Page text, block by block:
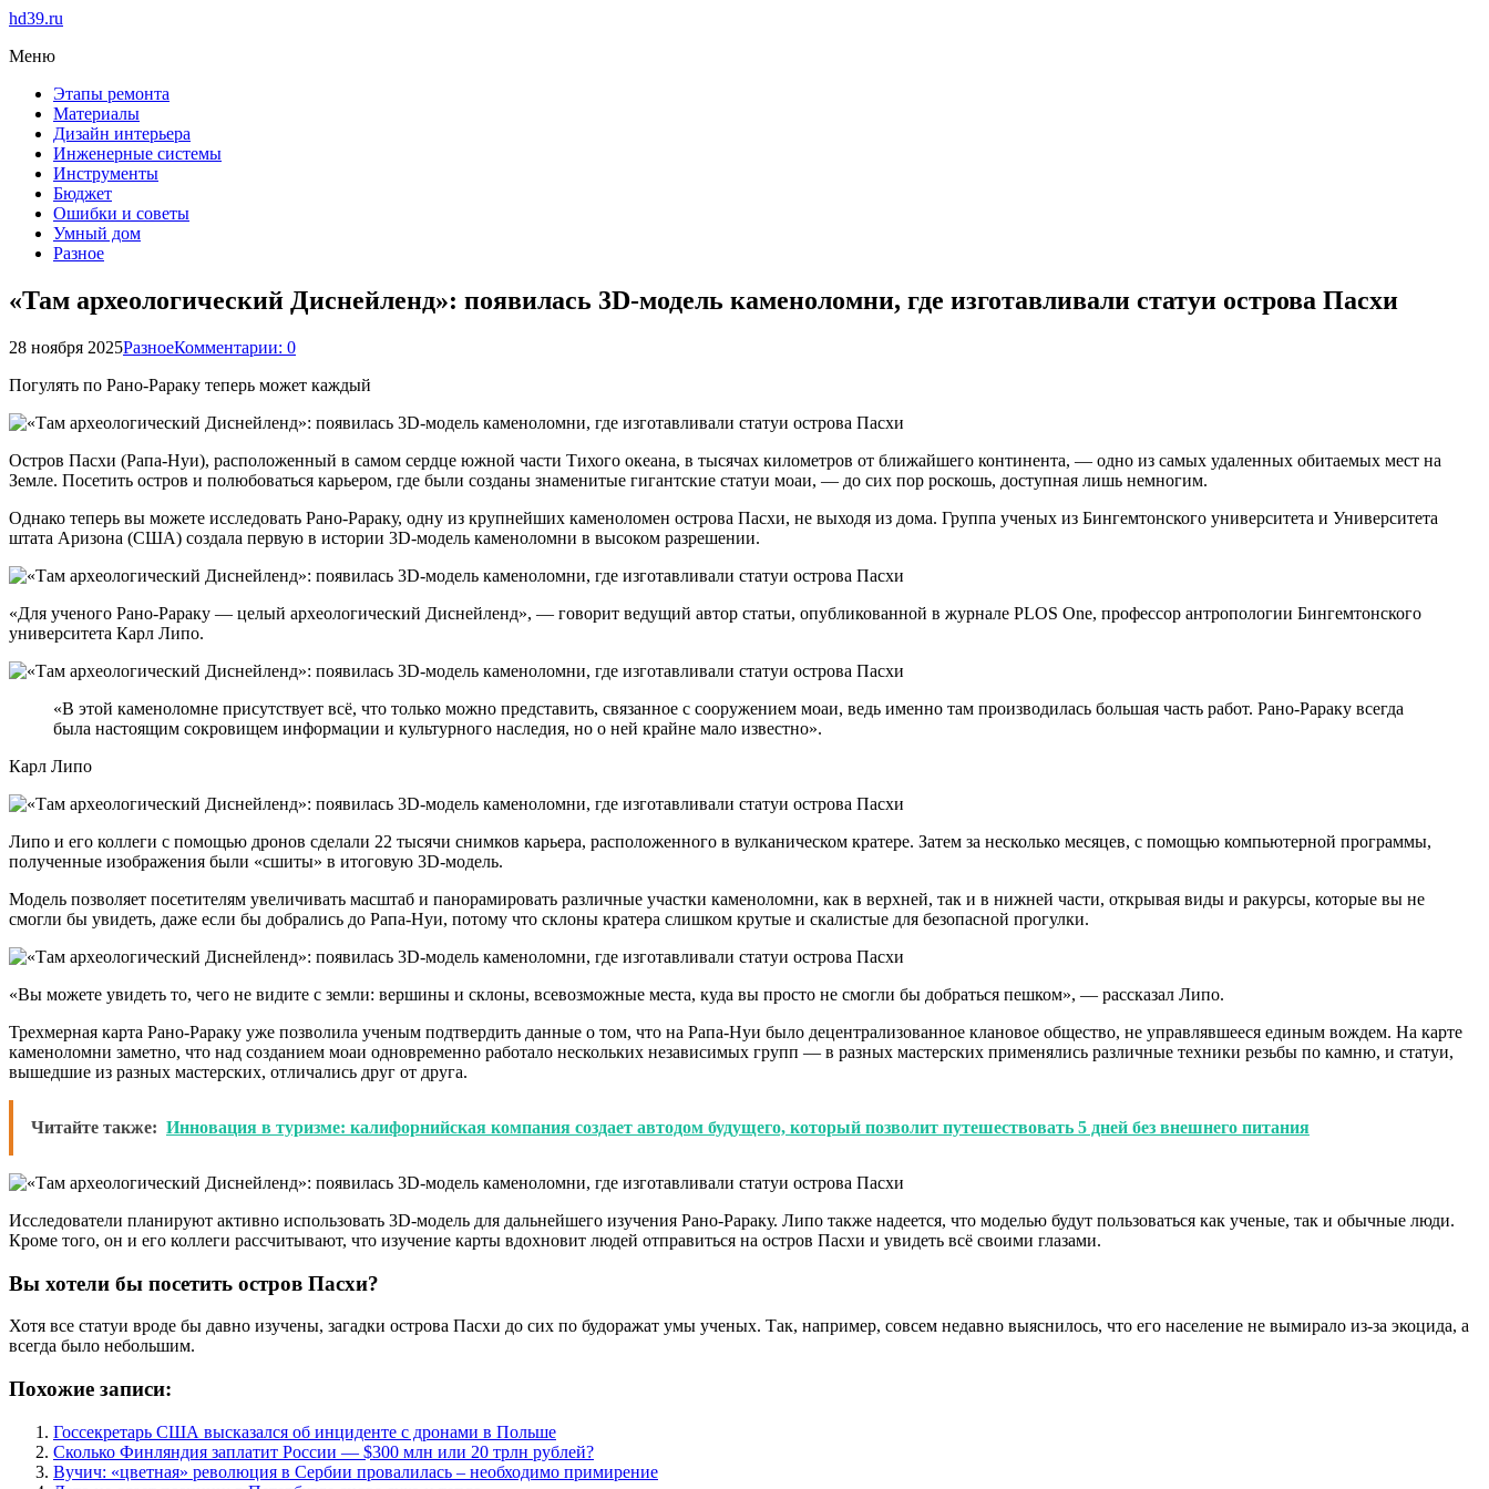
hd39.ru
Меню
Этапы ремонта
Материалы
Дизайн интерьера
Инженерные системы
Инструменты
Бюджет
Ошибки и советы
Умный дом
Разное
«Там археологический Диснейленд»: появилась 3D-модель каменоломни, где изготавливали статуи острова Пасхи
28 ноября 2025РазноеКомментарии: 0
Погулять по Рано-Рараку теперь может каждый
Остров Пасхи (Рапа-Нуи), расположенный в самом сердце южной части Тихого океана, в тысячах километров от ближайшего континента, — одно из самых удаленных обитаемых мест на
Земле. Посетить остров и полюбоваться карьером, где были созданы знаменитые гигантские статуи моаи, — до сих пор роскошь, доступная лишь немногим.
Однако теперь вы можете исследовать Рано-Рараку, одну из крупнейших каменоломен острова Пасхи, не выходя из дома. Группа ученых из Бингемтонского университета и Университета
штата Аризона (США) создала первую в истории 3D-модель каменоломни в высоком разрешении.
«Для ученого Рано-Рараку — целый археологический Диснейленд», — говорит ведущий автор статьи, опубликованной в журнале PLOS One, профессор антропологии Бингемтонского
университета Карл Липо.
«В этой каменоломне присутствует всё, что только можно представить, связанное с сооружением моаи, ведь именно там производилась большая часть работ. Рано-Рараку всегда
была настоящим сокровищем информации и культурного наследия, но о ней крайне мало известно».
Карл Липо
Липо и его коллеги с помощью дронов сделали 22 тысячи снимков карьера, расположенного в вулканическом кратере. Затем за несколько месяцев, с помощью компьютерной программы,
полученные изображения были «сшиты» в итоговую 3D-модель.
Модель позволяет посетителям увеличивать масштаб и панорамировать различные участки каменоломни, как в верхней, так и в нижней части, открывая виды и ракурсы, которые вы не
смогли бы увидеть, даже если бы добрались до Рапа-Нуи, потому что склоны кратера слишком крутые и скалистые для безопасной прогулки.
«Вы можете увидеть то, чего не видите с земли: вершины и склоны, всевозможные места, куда вы просто не смогли бы добраться пешком», — рассказал Липо.
Трехмерная карта Рано-Рараку уже позволила ученым подтвердить данные о том, что на Рапа-Нуи было децентрализованное клановое общество, не управлявшееся единым вождем. На карте
каменоломни заметно, что над созданием моаи одновременно работало нескольких независимых групп — в разных мастерских применялись различные техники резьбы по камню, и статуи,
вышедшие из разных мастерских, отличались друг от друга.
Читайте также: Инновация в туризме: калифорнийская компания создает автодом будущего, который позволит путешествовать 5 дней без внешнего питания
Исследователи планируют активно использовать 3D-модель для дальнейшего изучения Рано-Рараку. Липо также надеется, что моделью будут пользоваться как ученые, так и обычные люди.
Кроме того, он и его коллеги рассчитывают, что изучение карты вдохновит людей отправиться на остров Пасхи и увидеть всё своими глазами.
Вы хотели бы посетить остров Пасхи?
Хотя все статуи вроде бы давно изучены, загадки острова Пасхи до сих по будоражат умы ученых. Так, например, совсем недавно выяснилось, что его население не вымирало из-за экоцида, а
всегда было небольшим.
Похожие записи:
Госсекретарь США высказался об инциденте с дронами в Польше
Сколько Финляндия заплатит России — $300 млн или 20 трлн рублей?
Вучич: «цветная» революция в Сербии провалилась – необходимо примирение